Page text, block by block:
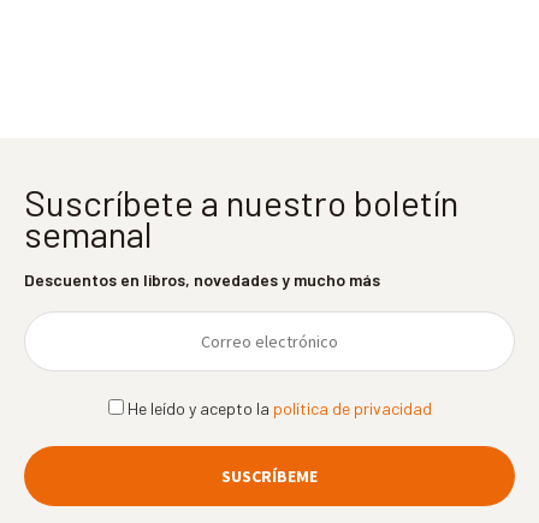
Suscríbete a nuestro boletín
semanal
Descuentos en libros, novedades y mucho más
He leído y acepto la política de privacidad